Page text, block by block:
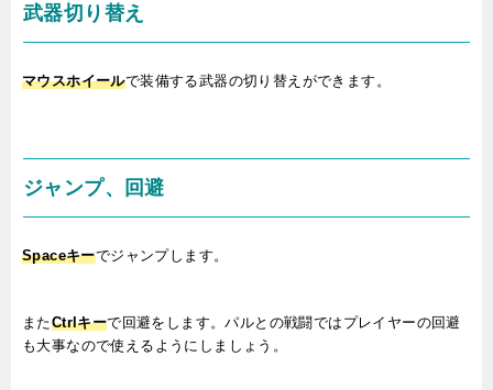
武器切り替え
マウスホイールで装備する武器の切り替えができます。
ジャンプ、回避
Spaceキーでジャンプします。
またCtrlキーで回避をします。パルとの戦闘ではプレイヤーの回避
も大事なので使えるようにしましょう。